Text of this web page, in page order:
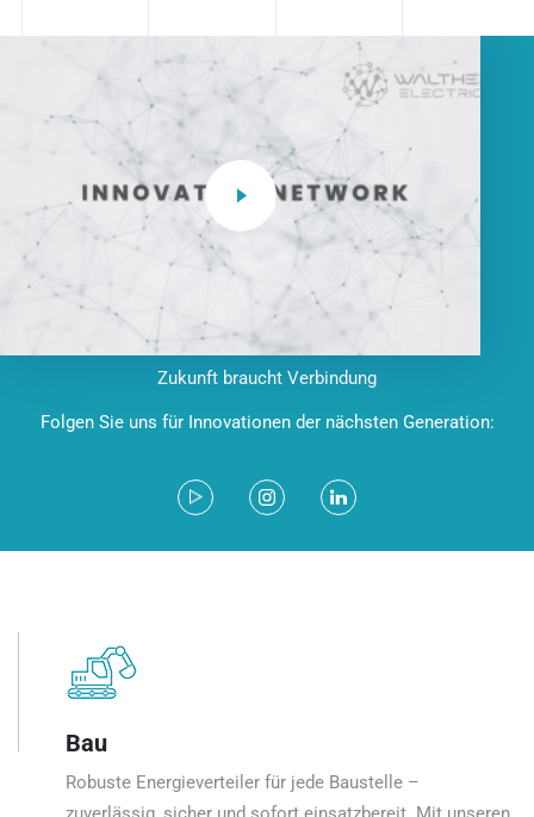
Zukunft braucht Verbindung
Folgen Sie uns für Innovationen der nächsten Generation:
Bau
Robuste Energieverteiler für jede Baustelle –